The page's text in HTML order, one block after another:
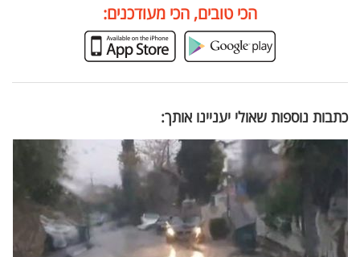
הכי טובים, הכי מעודכנים:
כתבות נוספות שאולי יעניינו אותך: